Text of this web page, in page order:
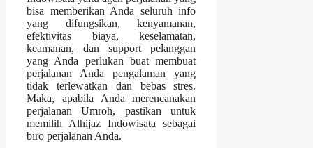
bisa memberikan Anda seluruh info
yang difungsikan, kenyamanan,
efektivitas biaya, keselamatan,
keamanan, dan support pelanggan
yang Anda perlukan buat membuat
perjalanan Anda pengalaman yang
tidak terlewatkan dan bebas stres.
Maka, apabila Anda merencanakan
perjalanan Umroh, pastikan untuk
memilih Alhijaz Indowisata sebagai
biro perjalanan Anda.